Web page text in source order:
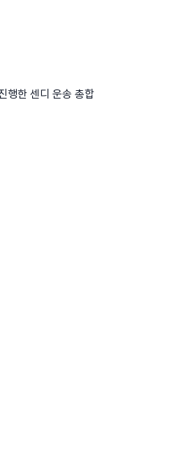
행한 센디 운송 총합